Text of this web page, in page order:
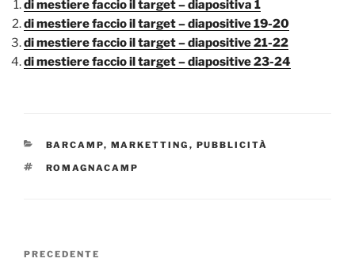
di mestiere faccio il target – diapositiva 1
di mestiere faccio il target – diapositive 19-20
di mestiere faccio il target – diapositive 21-22
di mestiere faccio il target – diapositive 23-24
CATEGORIE
BARCAMP, MARKETTING , PUBBLICITÀ
TAG
ROMAGNACAMP
Articolo
PRECEDENTE